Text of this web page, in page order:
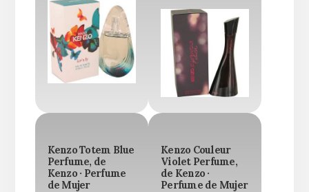
Kenzo Totem Blue
Perfume, de
Kenzo · Perfume
de Mujer
Kenzo Couleur
Violet Perfume,
de Kenzo ·
Perfume de Mujer